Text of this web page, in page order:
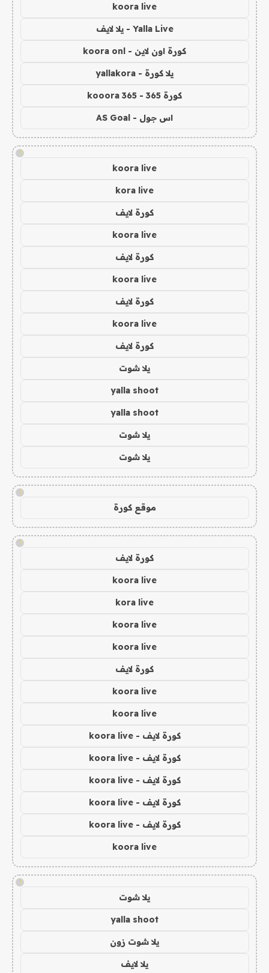
koora live
Yalla Live - يلا لايف
كورة اون لاين - koora onl
يلا كورة - yallakora
كورة 365 - kooora 365
اس جول - AS Goal
!
koora live
kora live
كورة لايف
koora live
كورة لايف
koora live
كورة لايف
koora live
كورة لايف
يلا شوت
yalla shoot
yalla shoot
يلا شوت
يلا شوت
!
موقع كورة
!
كورة لايف
koora live
kora live
koora live
koora live
كورة لايف
koora live
koora live
كورة لايف - koora live
كورة لايف - koora live
كورة لايف - koora live
كورة لايف - koora live
كورة لايف - koora live
koora live
!
يلا شوت
yalla shoot
يلا شوت زون
يلا لايف